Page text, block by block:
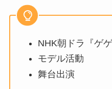
NHK朝ドラ『ゲ
モデル活動
舞台出演